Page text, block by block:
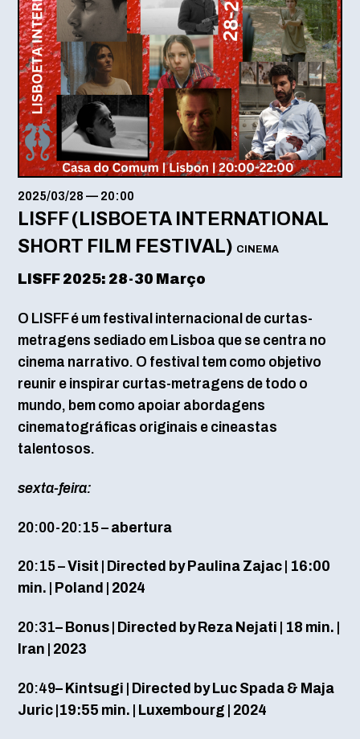
2025/03/28 — 20:00
LISFF (LISBOETA INTERNATIONAL
SHORT FILM FESTIVAL) CINEMA
LISFF 2025: 28-30 Março
O LISFF é um festival internacional de curtas-
metragens sediado em Lisboa que se centra no
cinema narrativo. O festival tem como objetivo
reunir e inspirar curtas-metragens de todo o
mundo, bem como apoiar abordagens
cinematográficas originais e cineastas
talentosos.
sexta-feira:
20:00-20:15 –abertura
20:15 –Visit | Directed by Paulina Zajac | 16:00
min. | Poland | 2024
20:31– Bonus | Directed by Reza Nejati | 18 min. |
Iran | 2023
20:49– Kintsugi | Directed by Luc Spada & Maja
Juric |19:55 min. | Luxembourg | 2024